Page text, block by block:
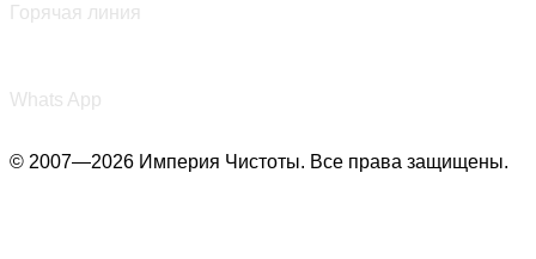
Горячая линия
Whats App
© 2007—2026 Империя Чистоты. Все права защищены.